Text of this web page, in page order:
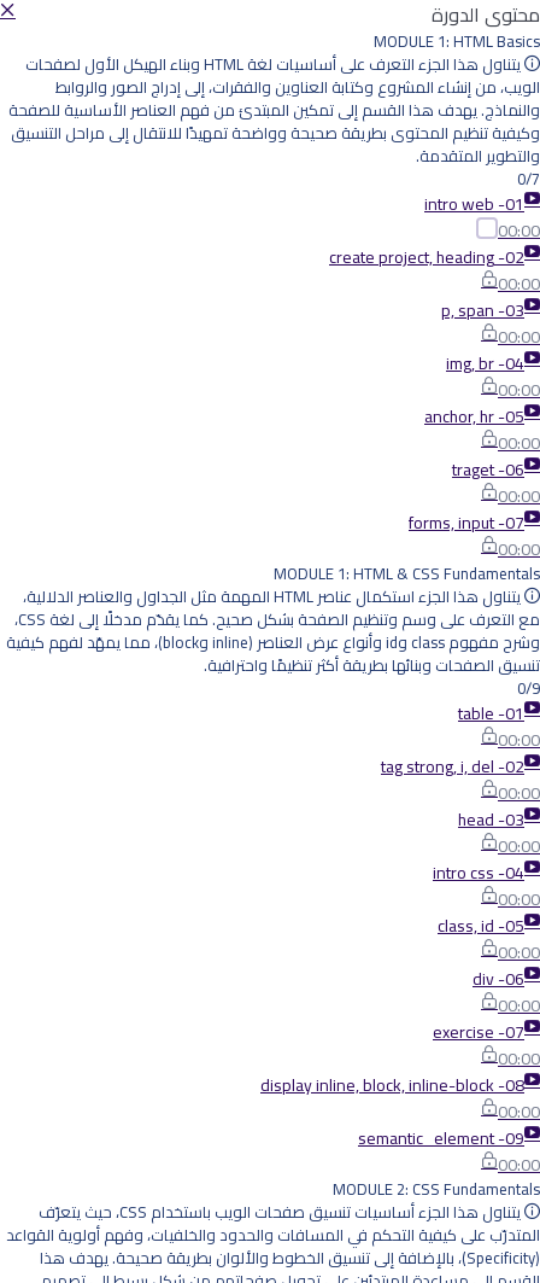
محتوى الدورة
MODULE 1: HTML Basics
يتناول هذا الجزء التعرف على أساسيات لغة HTML وبناء الهيكل الأول لصفحات
الويب، من إنشاء المشروع وكتابة العناوين والفقرات، إلى إدراج الصور والروابط
والنماذج. يهدف هذا القسم إلى تمكين المبتدئ من فهم العناصر الأساسية للصفحة
وكيفية تنظيم المحتوى بطريقة صحيحة وواضحة تمهيدًا للانتقال إلى مراحل التنسيق
والتطوير المتقدمة.
0/7
01- intro web
00:00
02- create project, heading
00:00
03- p, span
00:00
04- img, br
00:00
05- anchor, hr
00:00
06- traget
00:00
07- forms, input
00:00
MODULE 1: HTML & CSS Fundamentals
يتناول هذا الجزء استكمال عناصر HTML المهمة مثل الجداول والعناصر الدلالية،
مع التعرف على وسم وتنظيم الصفحة بشكل صحيح. كما يقدّم مدخلًا إلى لغة CSS،
وشرح مفهوم class وid وأنواع عرض العناصر (inline وblock)، مما يمهّد لفهم كيفية
تنسيق الصفحات وبنائها بطريقة أكثر تنظيمًا واحترافية.
0/9
01- table
00:00
02- tag strong, i, del
00:00
03- head
00:00
04- intro css
00:00
05- class, id
00:00
06- div
00:00
07- exercise
00:00
08- display inline, block, inline-block
00:00
09- semantic_element
00:00
MODULE 2: CSS Fundamentals
يتناول هذا الجزء أساسيات تنسيق صفحات الويب باستخدام CSS، حيث يتعرّف
المتدرّب على كيفية التحكم في المسافات والحدود والخلفيات، وفهم أولوية القواعد
(Specificity)، بالإضافة إلى تنسيق الخطوط والألوان بطريقة صحيحة. يهدف هذا